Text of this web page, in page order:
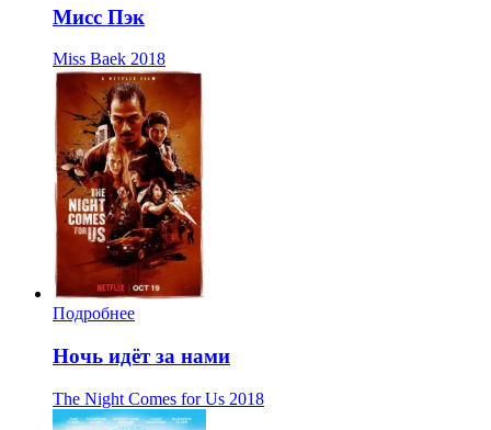
Мисс Пэк
Miss Baek 2018
Подробнее
Ночь идёт за нами
The Night Comes for Us 2018